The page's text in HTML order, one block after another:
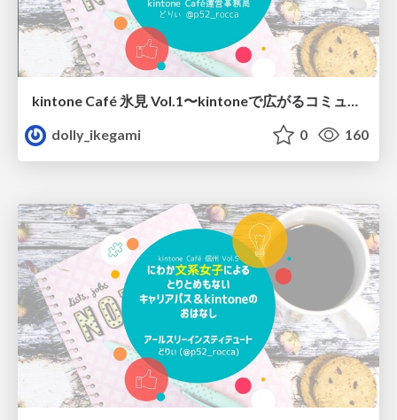
kintone Café 氷見 Vol.1〜kintoneで広がるコミュニティの輪/20191210_kintonecafe-himi-vol1
dolly_ikegami
0 160